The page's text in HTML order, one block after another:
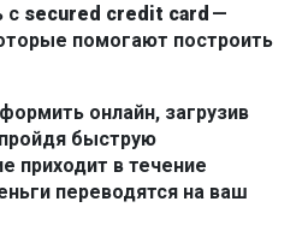
с secured credit card —
помогают построить
онлайн, загрузив
быструю
приходит в течение
переводятся на ваш